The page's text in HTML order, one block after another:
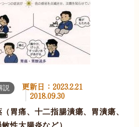
説 更新日： 2023.2.21
2018.09.30
胃痛、十二指腸潰瘍、胃潰瘍、
性大腸炎など）